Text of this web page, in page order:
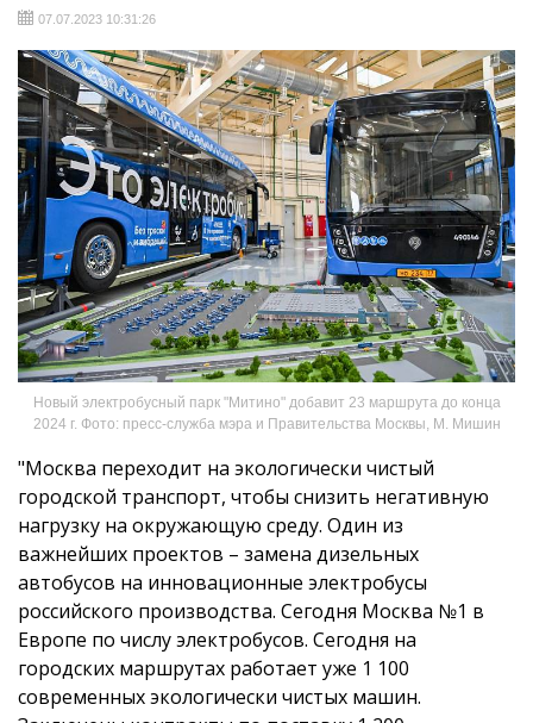
07.07.2023 10:31:26
Новый электробусный парк "Митино" добавит 23 маршрута до конца
2024 г. Фото: пресс-служба мэра и Правительства Москвы, М. Мишин
"Москва переходит на экологически чистый
городской транспорт, чтобы снизить негативную
нагрузку на окружающую среду. Один из
важнейших проектов – замена дизельных
автобусов на инновационные электробусы
российского производства. Сегодня Москва №1 в
Европе по числу электробусов. Сегодня на
городских маршрутах работает уже 1 100
современных экологически чистых машин.